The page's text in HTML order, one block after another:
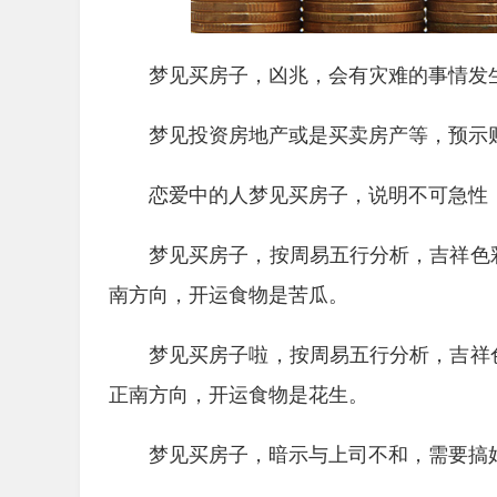
梦见买房子，凶兆，会有灾难的事情发
梦见投资房地产或是买卖房产等，预
恋爱中的人梦见买房子，说明不可急
梦见买房子，按周易五行分析，吉祥
南方向，开运食物是苦瓜。
梦见买房子啦，按周易五行分析，吉
正南方向，开运食物是花生。
梦见买房子，暗示与上司不和，需要搞